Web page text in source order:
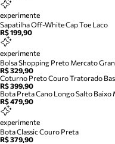
experimente
Sapatilha Off-White Cap Toe Laco
R$ 199,90
experimente
Bolsa Shopping Preto Mercato
R$ 329,90
Coturno Preto Couro Tratorado
R$ 399,90
Bota Preta Cano Longo Salto Baixo
R$ 479,90
experimente
Bota Classic Couro Preta
R$ 379,90